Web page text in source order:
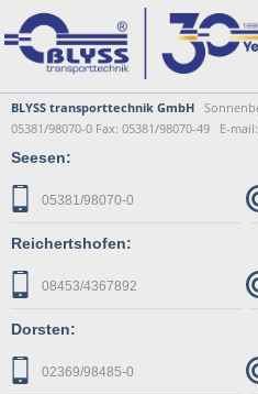
BLYSS transporttechnik GmbH
05381/98070-0 Fax: 05381/98070-49 E-mail:
Seesen:
05381/98070-0
Reichertshofen:
08453/4367892
Dorsten:
02369/98485-0